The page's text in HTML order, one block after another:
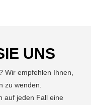
UNS
Wir empfehlen Ihnen,
zu wenden.
auf jeden Fall eine